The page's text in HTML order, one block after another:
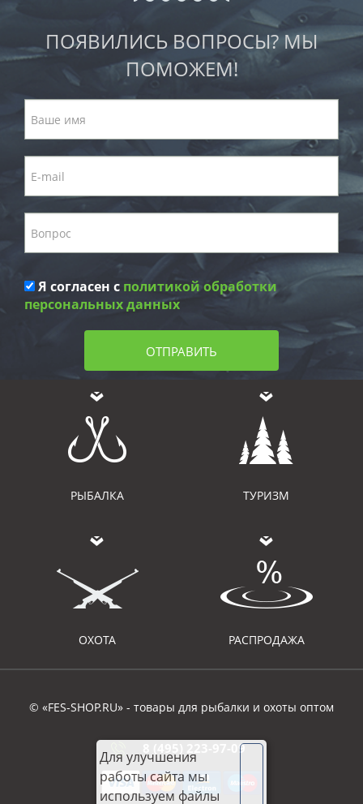
ПОЯВИЛИСЬ ВОПРОСЫ? МЫ
ПОМОЖЕМ!
Я согласен с политикой обработки
персональных данных
ОТПРАВИТЬ
РЫБАЛКА ТУРИЗМ
ОХОТА РАСПРОДАЖА
© «FES-SHOP.RU» - товары для рыбалки и охоты оптом
8 (495) 223-97-09
Для улучшения
работы сайта мы
используем файлы